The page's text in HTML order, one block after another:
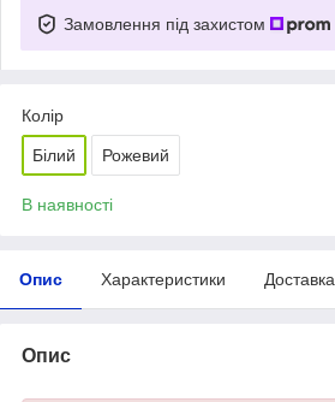
Замовлення під захистом
Колір
Білий Рожевий
В наявності
Опис Характеристики Доставка
Опис